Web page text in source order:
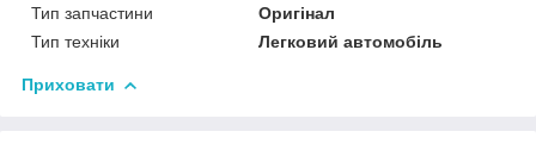
Тип запчастини
Оригінал
Тип техніки
Легковий автомобіль
Приховати